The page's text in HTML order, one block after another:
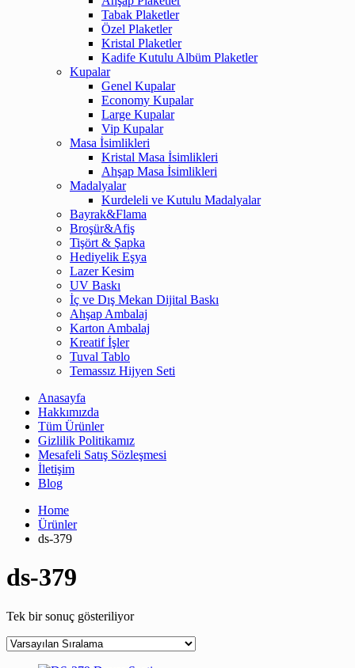
Tabak Plaketler
Özel Plaketler
Kristal Plaketler
Kadife Kutulu Albüm Plaketler
Kupalar
Genel Kupalar
Economy Kupalar
Large Kupalar
Vip Kupalar
Masa İsimlikleri
Kristal Masa İsimlikleri
Ahşap Masa İsimlikleri
Madalyalar
Kurdeleli ve Kutulu Madalyalar
Bayrak&Flama
Broşür&Afiş
Tişört & Şapka
Hediyelik Eşya
Lazer Kesim
UV Baskı
İç ve Dış Mekan Dijital Baskı
Ahşap Ambalaj
Karton Ambalaj
Kreatif İşler
Tuval Tablo
Temassız Hijyen Seti
Anasayfa
Hakkımızda
Tüm Ürünler
Gizlilik Politikamız
Mesafeli Satış Sözleşmesi
İletişim
Blog
Home
Ürünler
ds-379
ds-379
Tek bir sonuç gösteriliyor